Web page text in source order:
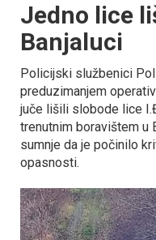
Јedno lice
Banjaluci
Policijski službenici
preduzimanjem
juče lišili slobode lice
trenutnim boravištem u
sumnje da je počinilo
opasnosti.